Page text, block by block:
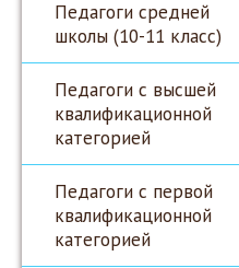
Педагоги средней
школы (10-11 класс)
Педагоги с высшей
квалификационной
категорией
Педагоги с первой
квалификационной
категорией